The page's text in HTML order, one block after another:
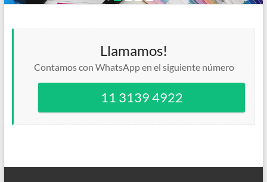
Llamamos!
Contamos con WhatsApp en el siguiente número
11 3139 4922